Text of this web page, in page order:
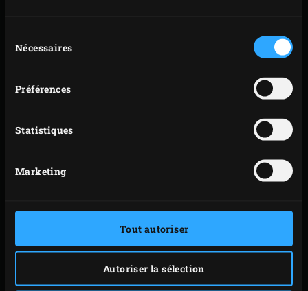
duNécessaires
Préférences
Statistiques
Marketing
Tout autoriser
Autoriser la sélection
viande de dinde si elle est crue, ou ajoutez-la au
antérieurement.
ajoutez la crème et laissez réduire presque
mélange et remuez. Retirez le faitout en fonte de
du beurre et étalez les deux tiers de la pâte au